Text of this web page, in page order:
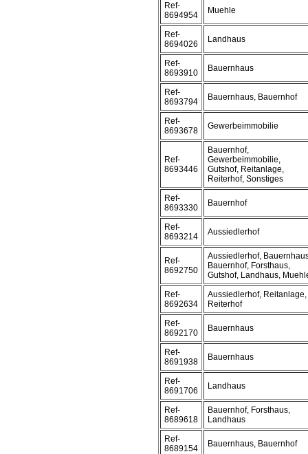
Ref-
8694954
Muehle
Ref-
8694026
Landhaus
Ref-
8693910
Bauernhaus
Ref-
8693794
Bauernhaus, Bauernhof
Ref-
8693678
Gewerbeimmobilie
Ref-
8693446
Bauernhof,
Gewerbeimmobilie,
Gutshof, Reitanlage,
Reiterhof, Sonstiges
Ref-
8693330
Bauernhof
Ref-
8693214
Aussiedlerhof
Ref-
8692750
Aussiedlerhof,
Bauernhof, Forsthaus,
Gutshof, Landhaus,
Ref-
8692634
Aussiedlerhof, Reitanlage,
Reiterhof
Ref-
8692170
Bauernhaus
Ref-
8691938
Bauernhaus
Ref-
8691706
Landhaus
Ref-
8689618
Bauernhof, Forsthaus,
Landhaus
Ref-
8689154
Bauernhaus, Bauernhof